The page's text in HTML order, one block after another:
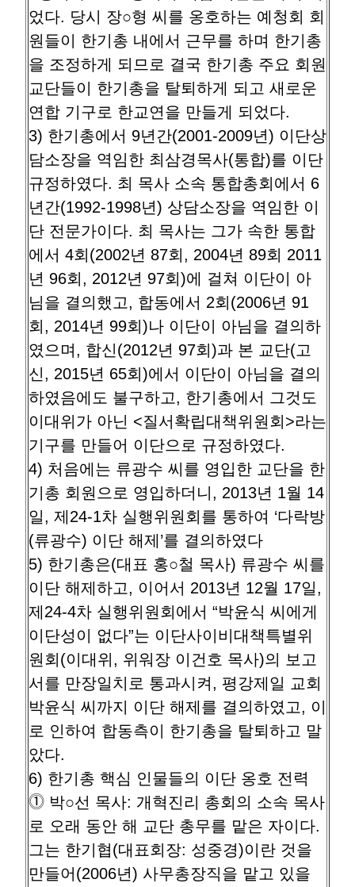
었다. 당시 장○형 씨를 옹호하는 예청회 회
원들이 한기총 내에서 근무를 하며 한기총
을 조정하게 되므로 결국 한기총 주요 회원
교단들이 한기총을 탈퇴하게 되고 새로운
연합 기구로 한교연을 만들게 되었다.
3) 한기총에서 9년간(2001-2009년) 이단상
담소장을 역임한 최삼경목사(통합)를 이단
규정하였다. 최 목사 소속 통합총회에서 6
년간(1992-1998년) 상담소장을 역임한 이
단 전문가이다. 최 목사는 그가 속한 통합
에서 4회(2002년 87회, 2004년 89회 2011
년 96회, 2012년 97회)에 걸쳐 이단이 아
님을 결의했고, 합동에서 2회(2006년 91
회, 2014년 99회)나 이단이 아님을 결의하
였으며, 합신(2012년 97회)과 본 교단(고
신, 2015년 65회)에서 이단이 아님을 결의
하였음에도 불구하고, 한기총에서 그것도
이대위가 아닌 <질서확립대책위원회>라는
기구를 만들어 이단으로 규정하였다.
4) 처음에는 류광수 씨를 영입한 교단을 한
기총 회원으로 영입하더니, 2013년 1월 14
일, 제24-1차 실행위원회를 통하여 ‘다락방
(류광수) 이단 해제’를 결의하였다
5) 한기총은(대표 홍○철 목사) 류광수 씨를
이단 해제하고, 이어서 2013년 12월 17일,
제24-4차 실행위원회에서 “박윤식 씨에게
이단성이 없다”는 이단사이비대책특별위
원회(이대위, 위워장 이건호 목사)의 보고
서를 만장일치로 통과시켜, 평강제일 교회
박윤식 씨까지 이단 해제를 결의하였고, 이
로 인하여 합동측이 한기총을 탈퇴하고 말
았다.
6) 한기총 핵심 인물들의 이단 옹호 전력
⓵ 박○선 목사: 개혁진리 총회의 소속 목사
로 오래 동안 해 교단 총무를 맡은 자이다.
그는 한기협(대표회장: 성중경)이란 것을
만들어(2006년) 사무총장직을 맡고 있을